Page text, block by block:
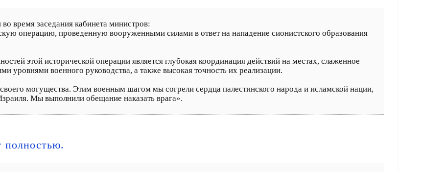
время заседания кабинета министров:
операцию, проведенную вооруженными силами в ответ на нападение сионистского образования
этой исторической операции является глубокая координация действий на местах, слаженное
уровнями военного руководства, а также высокая точность их реализации.
могущества. Этим военным шагом мы согрели сердца палестинского народа и исламской нации,
Мы выполнили обещание наказать врага».
полностью.